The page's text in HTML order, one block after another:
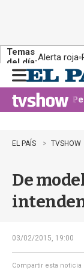
Temas
del día:Alerta roja
n
u
EL PAÍS TVSHOW
De
03/02/2015, 19:00
Compartir esta noticia